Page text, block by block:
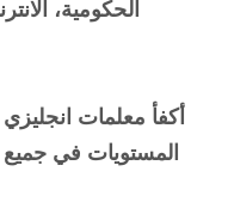
الحكومية،
أكفأ معلمات
المستويات في